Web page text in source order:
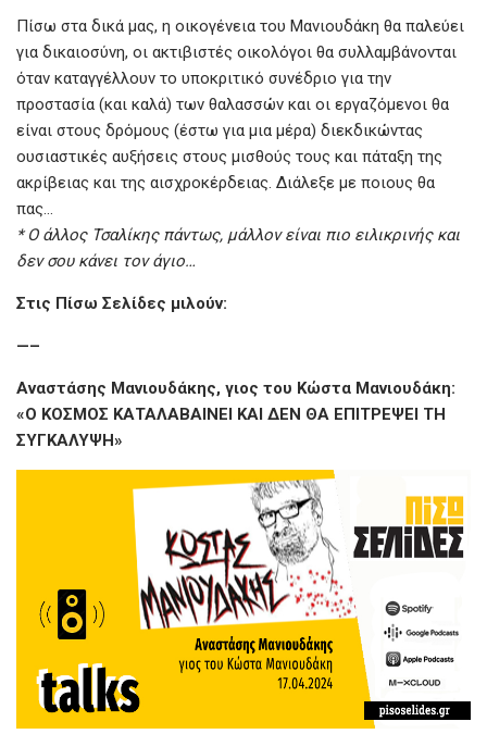
Πίσω στα δικά μας, η οικογένεια του Μανιουδάκη θα παλεύει
για δικαιοσύνη, οι ακτιβιστές οικολόγοι θα συλλαμβάνονται
όταν καταγγέλλουν το υποκριτικό συνέδριο για την
προστασία (και καλά) των θαλασσών και οι εργαζόμενοι θα
είναι στους δρόμους (έστω για μια μέρα) διεκδικώντας
ουσιαστικές αυξήσεις στους μισθούς τους και πάταξη της
ακρίβειας και της αισχροκέρδειας. Διάλεξε με ποιους θα
πας…
* Ο άλλος Τσαλίκης πάντως, μάλλον είναι πιο ειλικρινής και
δεν σου κάνει τον άγιο…
Στις Πίσω Σελίδες μιλούν:
—–
Αναστάσης Μανιουδάκης, γιος του Κώστα Μανιουδάκη:
«Ο ΚΟΣΜΟΣ ΚΑΤΑΛΑΒΑΙΝΕΙ ΚΑΙ ΔΕΝ ΘΑ ΕΠΙΤΡΕΨΕΙ ΤΗ
ΣΥΓΚΑΛΥΨΗ»